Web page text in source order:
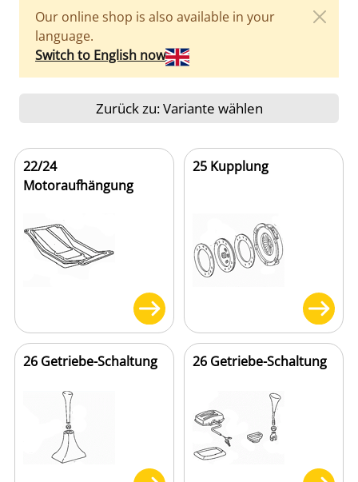
Our online shop is also available in your
language.
Switch to English now
Zurück zu: Variante wählen
22/24
Motoraufhängung
25 Kupplung
26 Getriebe-Schaltung 26 Getriebe-Schaltung